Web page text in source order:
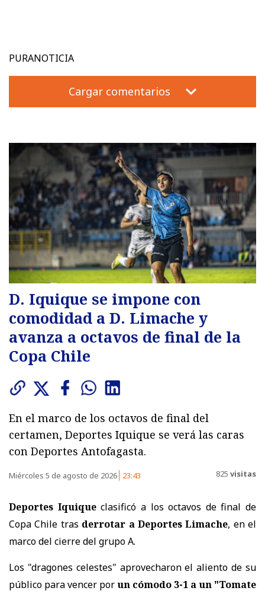
PURANOTICIA
Cargar comentarios
D. Iquique se impone con
comodidad a D. Limache y
avanza a octavos de final de la
Copa Chile
En el marco de los octavos de final del
certamen, Deportes Iquique se verá las caras
con Deportes Antofagasta.
Miércoles 5 de agosto de 2026 23:43 825 visitas
Deportes Iquiqueclasificó a los octavos de final de
Copa Chile tras derrotar a Deportes Limache, en el
marco del cierre del grupo A.
Los "dragones celestes" aprovecharon el aliento de su
público para vencer porun cómodo 3-1 a un "Tomate